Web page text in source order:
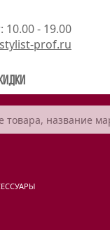
10.00 - 19.00
prof.ru